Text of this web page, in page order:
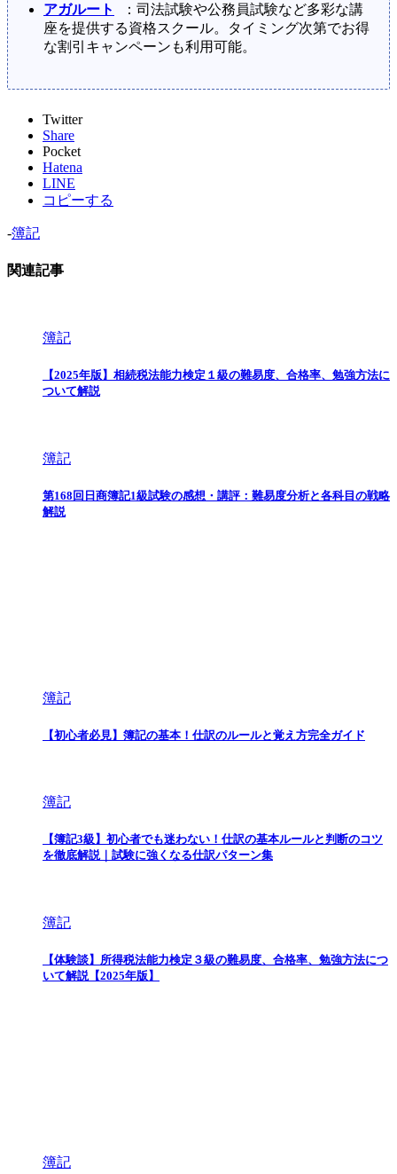
アガルート
：司法試験や公務員試験など多彩な講
座を提供する資格スクール。タイミング次第でお得
な割引キャンペーンも利用可能。
Twitter
Share
Pocket
Hatena
LINE
コピーする
-簿記
関連記事
簿記
【2025年版】相続税法能力検定１級の難易度、合格率、勉強方法に
ついて解説
簿記
第168回日商簿記1級試験の感想・講評：難易度分析と各科目の戦略
解説
簿記
【初心者必見】簿記の基本！仕訳のルールと覚え方完全ガイド
簿記
【簿記3級】初心者でも迷わない！仕訳の基本ルールと判断のコツ
を徹底解説｜試験に強くなる仕訳パターン集
簿記
【体験談】所得税法能力検定３級の難易度、合格率、勉強方法につ
いて解説【2025年版】
簿記